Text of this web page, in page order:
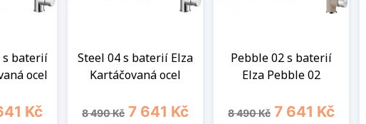
s baterií
ocel
Kč
Steel 04 s baterií Elza
Kartáčovaná ocel
Běžná cena
8 490 Kč Cena
7 641 Kč
Pebble 02 s baterií
Elza Pebble 02
Běžná cena
8 490 Kč Cena
7 641 Kč